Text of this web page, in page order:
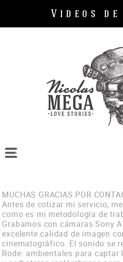
Videos de
Bodas
Sobre mi
Contacto
Vimeo
Facebook
MUCHAS GRACIAS POR
Antes de cotizar mi servicio,
como es mi metodología de
Grabamos con cámaras Sony
excelente calidad de imagen
cinematográfico. El sonido se
Rode: ambientales para